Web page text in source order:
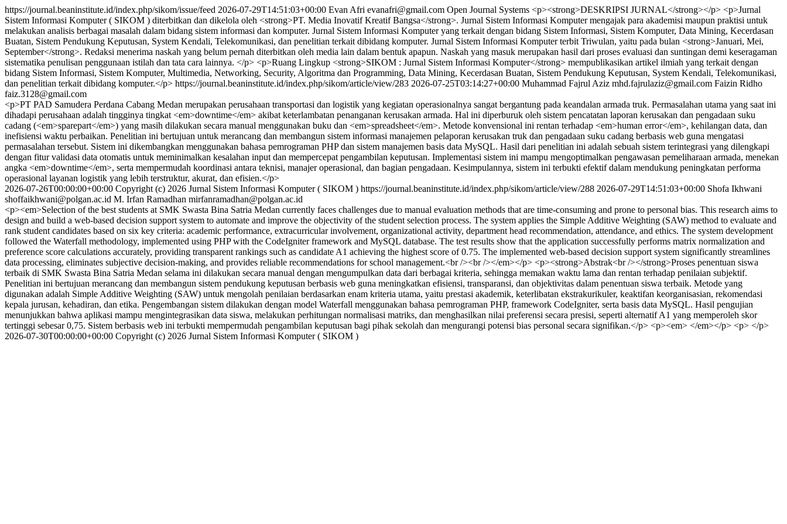
https://journal.beaninstitute.id/index.php/sikom/issue/feed 2026-07-29T14:51:03+00:00 Evan Afri evanafri@gmail.com Open Journal Systems <p><strong>DESKRIPSI JURNAL</strong></p> <p>Jurnal
Sistem Informasi Komputer ( SIKOM ) diterbitkan dan dikelola oleh <strong>PT. Media Inovatif Kreatif Bangsa</strong>. Jurnal Sistem Informasi Komputer mengajak para akademisi maupun praktisi untuk
melakukan analisis berbagai masalah dalam bidang sistem informasi dan komputer. Jurnal Sistem Informasi Komputer yang terkait dengan bidang Sistem Informasi, Sistem Komputer, Data Mining, Kecerdasan
Buatan, Sistem Pendukung Keputusan, System Kendali, Telekomunikasi, dan penelitian terkait dibidang komputer. Jurnal Sistem Informasi Komputer terbit Triwulan, yaitu pada bulan <strong>Januari, Mei,
September</strong>. Redaksi menerima naskah yang belum pernah diterbitkan oleh media lain dalam bentuk apapun. Naskah yang masuk merupakan hasil dari proses evaluasi dan suntingan demi keseragaman
sistematika penulisan penggunaan istilah dan tata cara lainnya. </p> <p>Ruang Lingkup <strong>SIKOM : Jurnal Sistem Informasi Komputer</strong> mempublikasikan artikel ilmiah yang terkait dengan
bidang Sistem Informasi, Sistem Komputer, Multimedia, Networking, Security, Algoritma dan Programming, Data Mining, Kecerdasan Buatan, Sistem Pendukung Keputusan, System Kendali, Telekomunikasi,
dan penelitian terkait dibidang komputer.</p> https://journal.beaninstitute.id/index.php/sikom/article/view/283 2026-07-25T03:14:27+00:00 Muhammad Fajrul Aziz mhd.fajrulaziz@gmail.com Faizin Ridho
faiz.3128@gmail.com
<p>PT PAD Samudera Perdana Cabang Medan merupakan perusahaan transportasi dan logistik yang kegiatan operasionalnya sangat bergantung pada keandalan armada truk. Permasalahan utama yang saat ini
dihadapi perusahaan adalah tingginya tingkat <em>downtime</em> akibat keterlambatan penanganan kerusakan armada. Hal ini diperburuk oleh sistem pencatatan laporan kerusakan dan pengadaan suku
cadang (<em>sparepart</em>) yang masih dilakukan secara manual menggunakan buku dan <em>spreadsheet</em>. Metode konvensional ini rentan terhadap <em>human error</em>, kehilangan data, dan
inefisiensi waktu perbaikan. Penelitian ini bertujuan untuk merancang dan membangun sistem informasi manajemen pelaporan kerusakan truk dan pengadaan suku cadang berbasis web guna mengatasi
permasalahan tersebut. Sistem ini dikembangkan menggunakan bahasa pemrograman PHP dan sistem manajemen basis data MySQL. Hasil dari penelitian ini adalah sebuah sistem terintegrasi yang dilengkapi
dengan fitur validasi data otomatis untuk meminimalkan kesalahan input dan mempercepat pengambilan keputusan. Implementasi sistem ini mampu mengoptimalkan pengawasan pemeliharaan armada, menekan
angka <em>downtime</em>, serta mempermudah koordinasi antara teknisi, manajer operasional, dan bagian pengadaan. Kesimpulannya, sistem ini terbukti efektif dalam mendukung peningkatan performa
operasional layanan logistik yang lebih terstruktur, akurat, dan efisien.</p>
2026-07-26T00:00:00+00:00 Copyright (c) 2026 Jurnal Sistem Informasi Komputer ( SIKOM ) https://journal.beaninstitute.id/index.php/sikom/article/view/288 2026-07-29T14:51:03+00:00 Shofa Ikhwani
shoffaikhwani@polgan.ac.id M. Irfan Ramadhan mirfanramadhan@polgan.ac.id
<p><em>Selection of the best students at SMK Swasta Bina Satria Medan currently faces challenges due to manual evaluation methods that are time-consuming and prone to personal bias. This research aims to
design and build a web-based decision support system to automate and improve the objectivity of the student selection process. The system applies the Simple Additive Weighting (SAW) method to evaluate and
rank student candidates based on six key criteria: academic performance, extracurricular involvement, organizational activity, department head recommendation, attendance, and ethics. The system development
followed the Waterfall methodology, implemented using PHP with the CodeIgniter framework and MySQL database. The test results show that the application successfully performs matrix normalization and
preference score calculations accurately, providing transparent rankings such as candidate A1 achieving the highest score of 0.75. The implemented web-based decision support system significantly streamlines
data processing, eliminates subjective decision-making, and provides reliable recommendations for school management.<br /><br /></em></p> <p><strong>Abstrak<br /></strong>Proses penentuan siswa
terbaik di SMK Swasta Bina Satria Medan selama ini dilakukan secara manual dengan mengumpulkan data dari berbagai kriteria, sehingga memakan waktu lama dan rentan terhadap penilaian subjektif.
Penelitian ini bertujuan merancang dan membangun sistem pendukung keputusan berbasis web guna meningkatkan efisiensi, transparansi, dan objektivitas dalam penentuan siswa terbaik. Metode yang
digunakan adalah Simple Additive Weighting (SAW) untuk mengolah penilaian berdasarkan enam kriteria utama, yaitu prestasi akademik, keterlibatan ekstrakurikuler, keaktifan keorganisasian, rekomendasi
kepala jurusan, kehadiran, dan etika. Pengembangan sistem dilakukan dengan model Waterfall menggunakan bahasa pemrograman PHP, framework CodeIgniter, serta basis data MySQL. Hasil pengujian
menunjukkan bahwa aplikasi mampu mengintegrasikan data siswa, melakukan perhitungan normalisasi matriks, dan menghasilkan nilai preferensi secara presisi, seperti alternatif A1 yang memperoleh skor
tertinggi sebesar 0,75. Sistem berbasis web ini terbukti mempermudah pengambilan keputusan bagi pihak sekolah dan mengurangi potensi bias personal secara signifikan.</p> <p><em> </em></p> <p> </p>
2026-07-30T00:00:00+00:00 Copyright (c) 2026 Jurnal Sistem Informasi Komputer ( SIKOM )